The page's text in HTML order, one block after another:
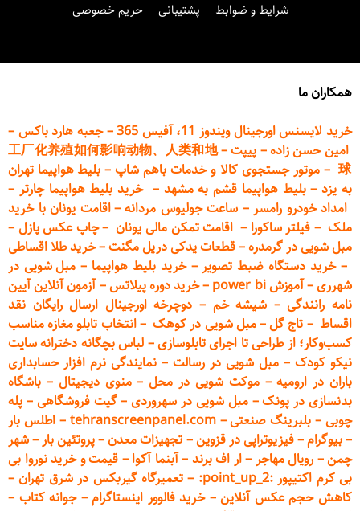
شرایط و ضوابط پشتیبانی حریم خصوصی
همکاران ما
خرید لایسنس اورجینال ویندوز 11، آفیس 365
–جعبه هارد باکس –
امین حسن زاده– پیپت–
工厂化养殖如何影响动物、人类和地
球
– موتور جستجوی کالا و خدمات باهم شاپ– بلیط هواپیما تهران
به یزد–بلیط هواپیما قشم به مشهد –خرید بلیط هواپیما چارتر –
امداد خودرو رامسر– ساعت جولیوس مردانه–اقامت یونان با خرید
ملک – فیلتر ساکورا – اقامت تمکن مالی یونان –چاپ عکس پازل –
مبل شویی در گرمدره–قطعاتیدکی دریل مگنت–خرید طلا اقساطی
–خرید دستگاه ضبط تصویر–خرید بلیط هواپیما –مبل شویی در
شهرری–آموزش power bi –خرید دورهپیلاتس–آزمون آنلاین آیین
نامه رانندگی– شیشه خم – دوچرخه اورجینال ارسال رایگان نقد
اقساط – تاج گل–مبل شویی در کوهک–انتخاب تابلو مغازه مناسب
کسب‌وکار؛ از طراحی تا اجرای تابلوسازی– لباس بچگانه دخترانه سایت
نیکو کودک – مبل شویی در رسالت – نمایندگی نرم افزار حسابداری
باران در ارومیه–موکت شویی در محل–منوی دیجیتال – باشگاه
بدنسازی در پونک–مبل شویی در سهروردی–گیت فروشگاهی – پله
چوبی – بلبرینگ صنعتی–
tehranscreenpanel.com
–اطلس بار
–بیوگرام–فیزیوتراپی در قزوین– تجهیزات معدن–پروتئین بار–شهر
چمن– رویال مهاجر –ار اف برند –آبنما آکوا – قیمت و خرید نوروا بی
بی کرم اکتیپور :point_up_2:
– تعمیرگاه گیربکس در شرق تهران–
کاهش حجم عکس آنلاین–خرید فالوور اینستاگرام–جوانه کتاب –